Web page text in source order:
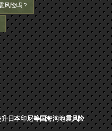
风险吗？
日本印尼等国海沟地震风险